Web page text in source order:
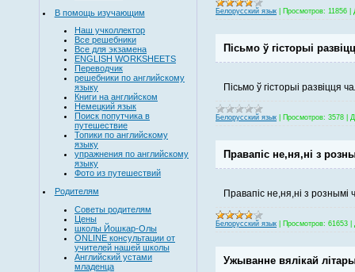
В помощь изучающим
Наш учколлектор
Все решебники
Все для экзамена
ENGLISH WORKSHEETS
Переводчик
решебники по английскому
языку
Книги на английском
Немецкий язык
Поиск попутчика в
путешествие
Топики по английскому
языку
упражнения по английскому
языку
Фото из путешествий
Родителям
Советы родителям
Цены
школы Йошкар-Олы
ONLINE консультации от
учителей нашей школы
Английский устами
младенца
Белорусский язык Просмотров: 11856
Пісьмо ў гісторыі
Пісьмо ў гісторыі развіцця
Белорусский язык Просмотров: 3578
Правапіс не,ня,ні з
Правапіс не,ня,ні з рознымі
Белорусский язык Просмотров: 61653
Ужыванне вялікай